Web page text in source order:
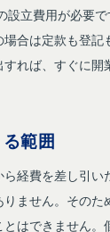
立費用が必要で
合は定款も登記
れば、すぐに開
範囲
経費を差し引い
ません。そのた
はできません。